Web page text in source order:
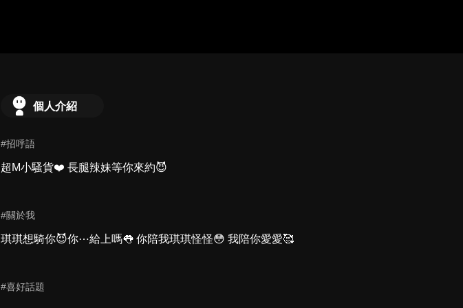
個人介紹
#招呼語
超M小騷貨❤️ 長腿辣妹等你來約😈
#關於我
琪琪想騎你😈你⋯給上嗎👅 你陪我琪琪怪怪😳 我陪你愛愛🥰
#喜好話題